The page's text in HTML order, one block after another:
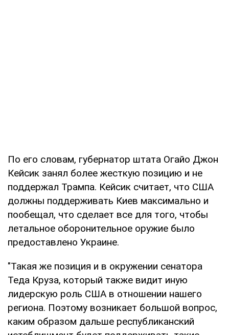
По его словам, губернатор штата Огайо Джон
Кейсик занял более жесткую позицию и не
поддержал Трампа. Кейсик считает, что США
должны поддерживать Киев максимально и
пообещал, что сделает все для того, чтобы
летальное оборонительное оружие было
предоставлено Украине.
"Такая же позиция и в окружении сенатора
Теда Круза, который также видит иную
лидерскую роль США в отношении нашего
региона. Поэтому возникает большой вопрос,
каким образом дальше республиканский